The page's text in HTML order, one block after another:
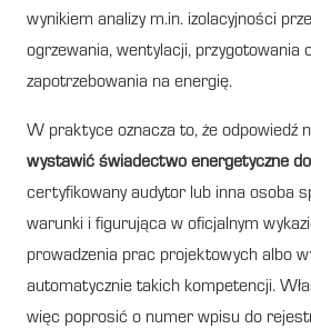
wynikiem analizy m.in. izolacyjności
ogrzewania, wentylacji, przygotowania
zapotrzebowania na energię.
W praktyce oznacza to, że odpowiedź
wystawić świadectwo energetyczne
certyfikowany audytor lub inna osoba
warunki i figurująca w oficjalnym
prowadzenia prac projektowych albo
automatycznie takich kompetencji.
więc poprosić o numer wpisu do